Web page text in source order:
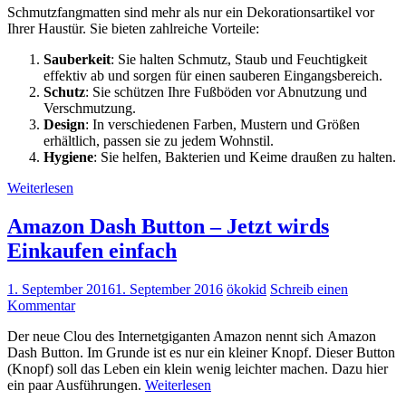
Schmutzfangmatten sind mehr als nur ein Dekorationsartikel vor
Ihrer Haustür. Sie bieten zahlreiche Vorteile:
Sauberkeit: Sie halten Schmutz, Staub und Feuchtigkeit
effektiv ab und sorgen für einen sauberen Eingangsbereich.
Schutz: Sie schützen Ihre Fußböden vor Abnutzung und
Verschmutzung.
Design: In verschiedenen Farben, Mustern und Größen
erhältlich, passen sie zu jedem Wohnstil.
Hygiene: Sie helfen, Bakterien und Keime draußen zu halten.
Weiterlesen
Amazon Dash Button – Jetzt wirds
Einkaufen einfach
1. September 20161. September 2016 ökokid Schreib einen
Kommentar
Der neue Clou des Internetgiganten Amazon nennt sich Amazon
Dash Button. Im Grunde ist es nur ein kleiner Knopf. Dieser Button
(Knopf) soll das Leben ein klein wenig leichter machen. Dazu hier
ein paar Ausführungen. Weiterlesen